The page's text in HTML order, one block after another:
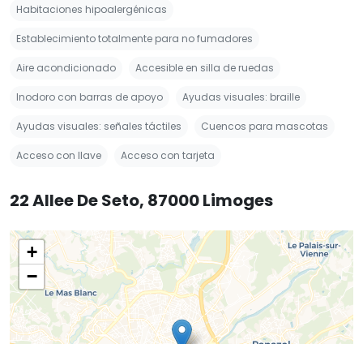
Habitaciones hipoalergénicas
Establecimiento totalmente para no fumadores
Aire acondicionado Accesible en silla de ruedas
Inodoro con barras de apoyo Ayudas visuales: braille
Ayudas visuales: señales táctiles Cuencos para mascotas
Acceso con llave Acceso con tarjeta
22 Allee De Seto, 87000 Limoges
+
−